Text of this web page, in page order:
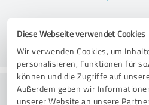
Diese Webseite verwendet Cookies
Wir verwenden Cookies, um
personalisieren, Funktionen für
können und die Zugriffe auf
Außerdem geben wir
unserer Website an unsere